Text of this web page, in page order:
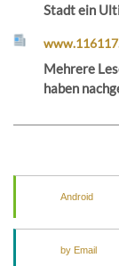
Stadt ein
Mehrere
haben
Android
by Email